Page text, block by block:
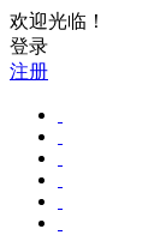
欢迎光临！
登录
注册